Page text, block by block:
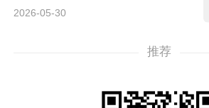
2026-05-30
推荐